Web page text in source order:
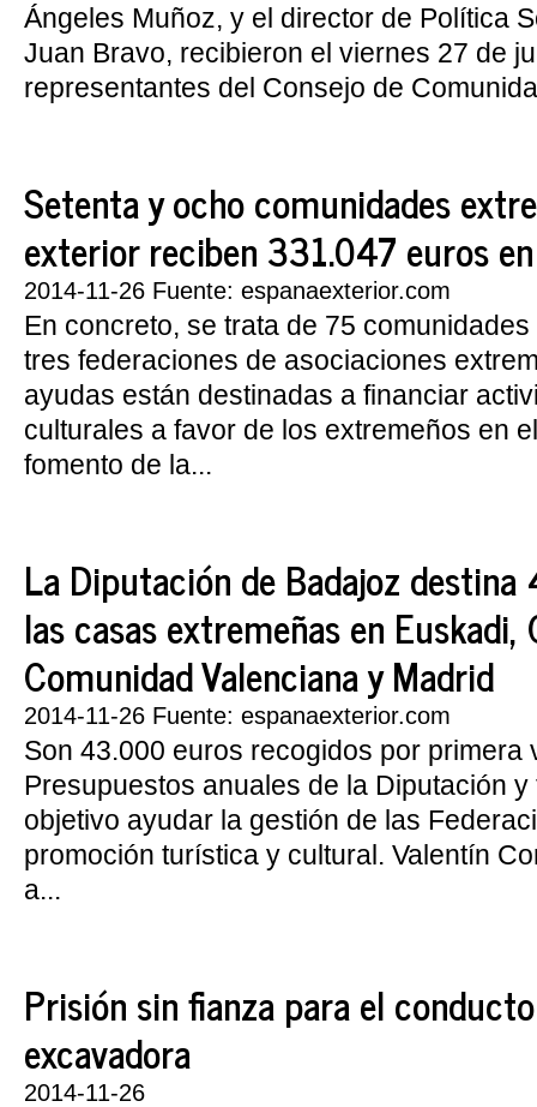
Ángeles Muñoz, y el director de Política
Juan Bravo, recibieron el viernes 27 de
representantes del Consejo de
Setenta y ocho comunidades
exterior reciben 331.047 euros
2014-11-26 Fuente: espanaexterior.com
En concreto, se trata de 75
tres federaciones de asociaciones
ayudas están destinadas a financiar
culturales a favor de los extremeños en
fomento de la...
La Diputación de Badajoz
las casas extremeñas en Euskadi,
Comunidad Valenciana y Madrid
2014-11-26 Fuente: espanaexterior.com
Son 43.000 euros recogidos por primera
Presupuestos anuales de la Diputación y
objetivo ayudar la gestión de las
promoción turística y cultural. Valentín
a...
Prisión sin fianza para el
excavadora
2014-11-26